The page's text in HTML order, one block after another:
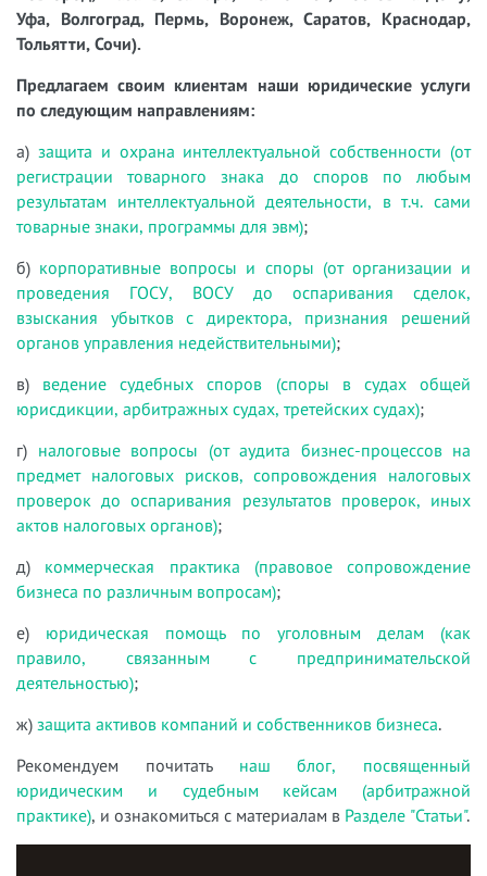
Уфа, Волгоград, Пермь, Воронеж, Саратов, Краснодар,
Тольятти, Сочи).
Предлагаем своим клиентам наши юридические услуги
по следующим направлениям:
а) защита и охрана интеллектуальной собственности (от
регистрации товарного знака до споров по любым
результатам интеллектуальной деятельности, в т.ч. сами
товарные знаки, программы для эвм);
б) корпоративные вопросы и споры (от организации и
проведения ГОСУ, ВОСУ до оспаривания сделок,
взыскания убытков с директора, признания решений
органов управления недействительными);
в) ведение судебных споров (споры в судах общей
юрисдикции, арбитражных судах, третейских судах);
г) налоговые вопросы (от аудита бизнес-процессов на
предмет налоговых рисков, сопровождения налоговых
проверок до оспаривания результатов проверок, иных
актов налоговых органов);
д) коммерческая практика (правовое сопровождение
бизнеса по различным вопросам);
е) юридическая помощь по уголовным делам (как
правило, связанным с предпринимательской
деятельностью);
ж) защита активов компаний и собственников бизнеса.
Рекомендуем почитать наш блог, посвященный
юридическим и судебным кейсам (арбитражной
практике), и ознакомиться с материалам в Разделе "Статьи".